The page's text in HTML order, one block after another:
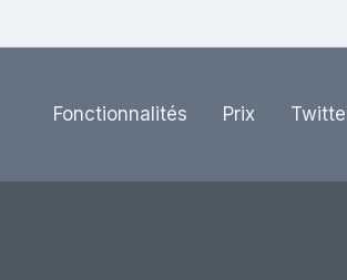
Fonctionnalités Prix